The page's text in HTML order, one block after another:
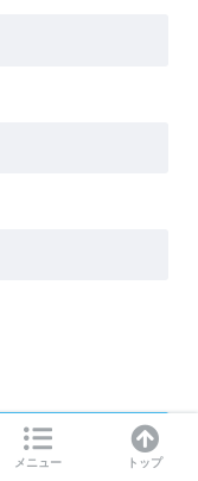
メニュー トップ